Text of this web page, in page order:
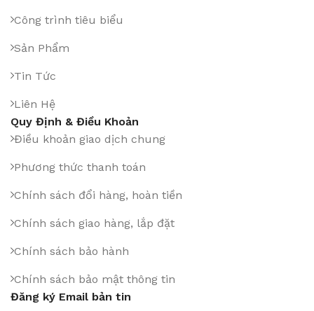
Công trình tiêu biểu
Sản Phẩm
Tin Tức
Liên Hệ
Quy Định & Điều Khoản
Điều khoản giao dịch chung
Phương thức thanh toán
Chính sách đổi hàng, hoàn tiền
Chính sách giao hàng, lắp đặt
Chính sách bảo hành
Chính sách bảo mật thông tin
Đăng ký Email bản tin